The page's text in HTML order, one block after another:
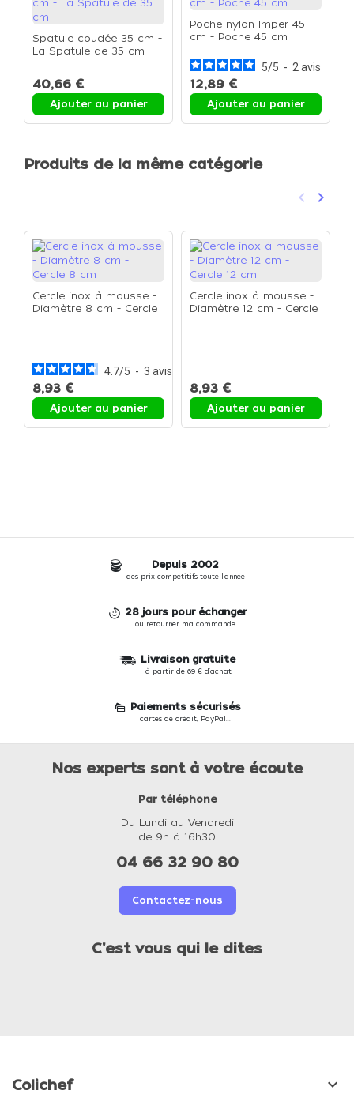
Spatule coudée 35 cm -
La Spatule de 35 cm
40,66 €
Ajouter au panier
Poche nylon Imper 45
cm - Poche 45 cm
5/5 - 2avis
12,89 €
Ajouter au panier
Produits de la même catégorie
Précédent
keyboard_arrow_left keyboard_arrow_right
Cercle inox à mousse -
Diamètre 8 cm - Cercle
4.7/5 - 3 avis
8,93 €
Ajouter au panier
Cercle inox à mousse -
Diamètre 12 cm - Cercle
8,93 €
Ajouter au panier
Depuis 2002
des prix compétitifs toute l'année
28 jours pour échanger
ou retourner ma commande
Livraison gratuite
à partir de 69 € d'achat
Paiements sécurisés
cartes de crédit, PayPal...
Nos experts sont à votre écoute
Par téléphone
Du Lundi au Vendredi
de 9h à 16h30
04 66 32 90 80
Contactez-nous
C'est vous qui le dites
Colichef 